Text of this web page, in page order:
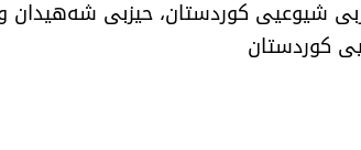
كوردستان